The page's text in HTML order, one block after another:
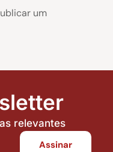
um
relevantes